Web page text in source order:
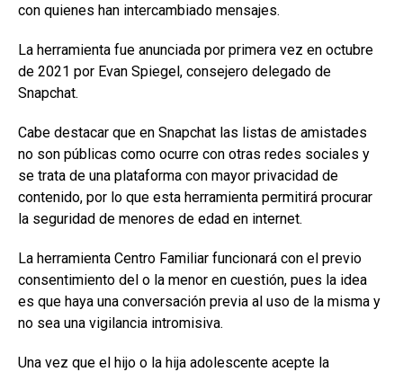
con quienes han intercambiado mensajes.
La herramienta fue anunciada por primera vez en octubre
de 2021 por Evan Spiegel, consejero delegado de
Snapchat.
Cabe destacar que en Snapchat las listas de amistades
no son públicas como ocurre con otras redes sociales y
se trata de una plataforma con mayor privacidad de
contenido, por lo que esta herramienta permitirá procurar
la seguridad de menores de edad en internet.
La herramienta Centro Familiar funcionará con el previo
consentimiento del o la menor en cuestión, pues la idea
es que haya una conversación previa al uso de la misma y
no sea una vigilancia intromisiva.
Una vez que el hijo o la hija adolescente acepte la